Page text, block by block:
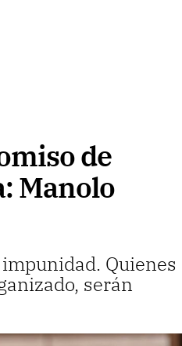
de
Manolo
Quienes
serán